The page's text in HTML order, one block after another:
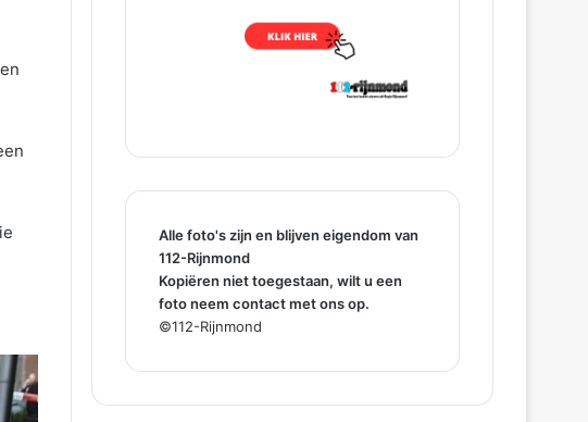
Alle foto's zijn en blijven eigendom van
112-Rijnmond
Kopiëren niet toegestaan, wilt u een
foto neem contact met ons op.
©112-Rijnmond